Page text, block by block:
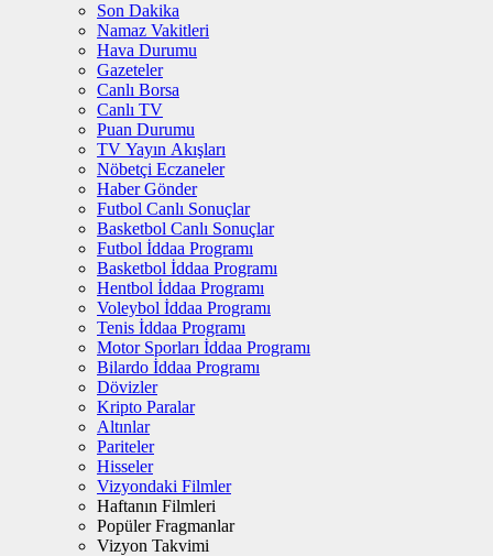
Son Dakika
Namaz Vakitleri
Hava Durumu
Gazeteler
Canlı Borsa
Canlı TV
Puan Durumu
TV Yayın Akışları
Nöbetçi Eczaneler
Haber Gönder
Futbol Canlı Sonuçlar
Basketbol Canlı Sonuçlar
Futbol İddaa Programı
Basketbol İddaa Programı
Hentbol İddaa Programı
Voleybol İddaa Programı
Tenis İddaa Programı
Motor Sporları İddaa Programı
Bilardo İddaa Programı
Dövizler
Kripto Paralar
Altınlar
Pariteler
Hisseler
Vizyondaki Filmler
Haftanın Filmleri
Popüler Fragmanlar
Vizyon Takvimi